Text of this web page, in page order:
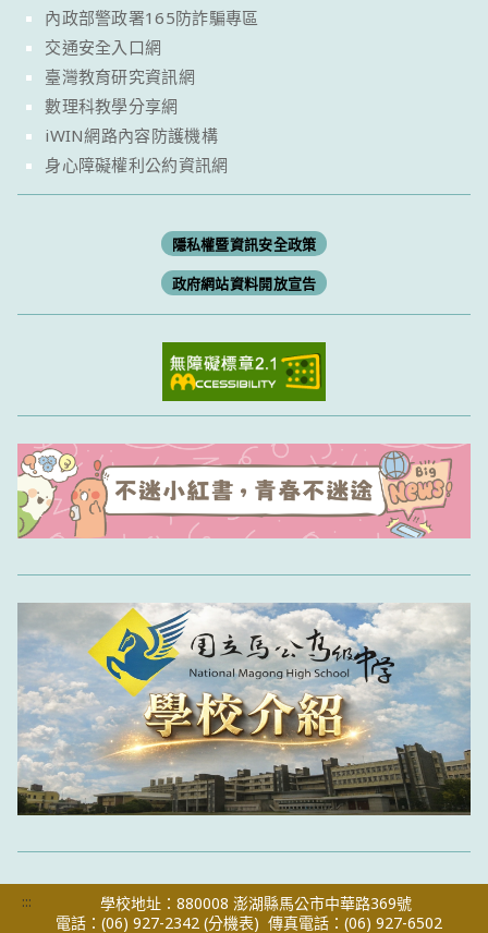
內政部警政署165防詐騙專區
交通安全入口網
臺灣教育研究資訊網
數理科教學分享網
iWIN網路內容防護機構
身心障礙權利公約資訊網
隱私權暨資訊安全政策
政府網站資料開放宣告
:::
學校地址：880008 澎湖縣馬公市中華路369號
電話：(06) 927-2342 (分機表) 傳真電話：(06) 927-6502